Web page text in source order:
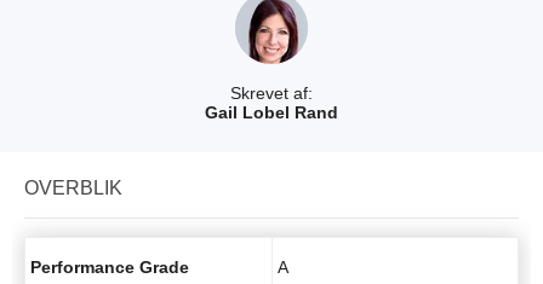
Skrevet af:
Gail Lobel Rand
OVERBLIK
Performance Grade A